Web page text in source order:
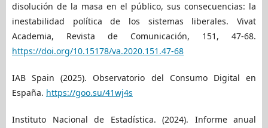
disolución de la masa en el público, sus consecuencias: la
inestabilidad política de los sistemas liberales. Vivat
Academia, Revista de Comunicación, 151, 47-68.
https://doi.org/10.15178/va.2020.151.47-68
IAB Spain (2025). Observatorio del Consumo Digital en
España. https://goo.su/41wj4s
Instituto Nacional de Estadística. (2024). Informe anual